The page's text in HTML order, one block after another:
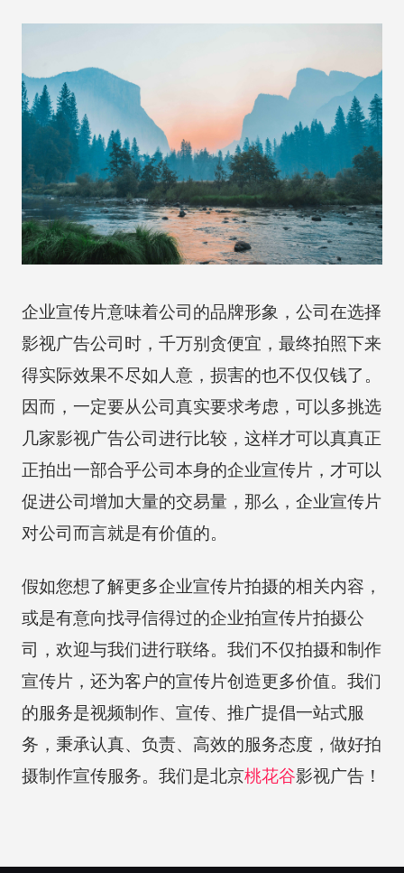
企业宣传片意味着公司的品牌形象，公司在选择
影视广告公司时，千万别贪便宜，最终拍照下来
得实际效果不尽如人意，损害的也不仅仅钱了。
因而，一定要从公司真实要求考虑，可以多挑选
几家影视广告公司进行比较，这样才可以真真正
正拍出一部合乎公司本身的企业宣传片，才可以
促进公司增加大量的交易量，那么，企业宣传片
对公司而言就是有价值的。
假如您想了解更多企业宣传片拍摄的相关内容，
或是有意向找寻信得过的企业拍宣传片拍摄公
司，欢迎与我们进行联络。我们不仅拍摄和制作
宣传片，还为客户的宣传片创造更多价值。我们
的服务是视频制作、宣传、推广提倡一站式服
务，秉承认真、负责、高效的服务态度，做好拍
摄制作宣传服务。我们是北京桃花谷影视广告！